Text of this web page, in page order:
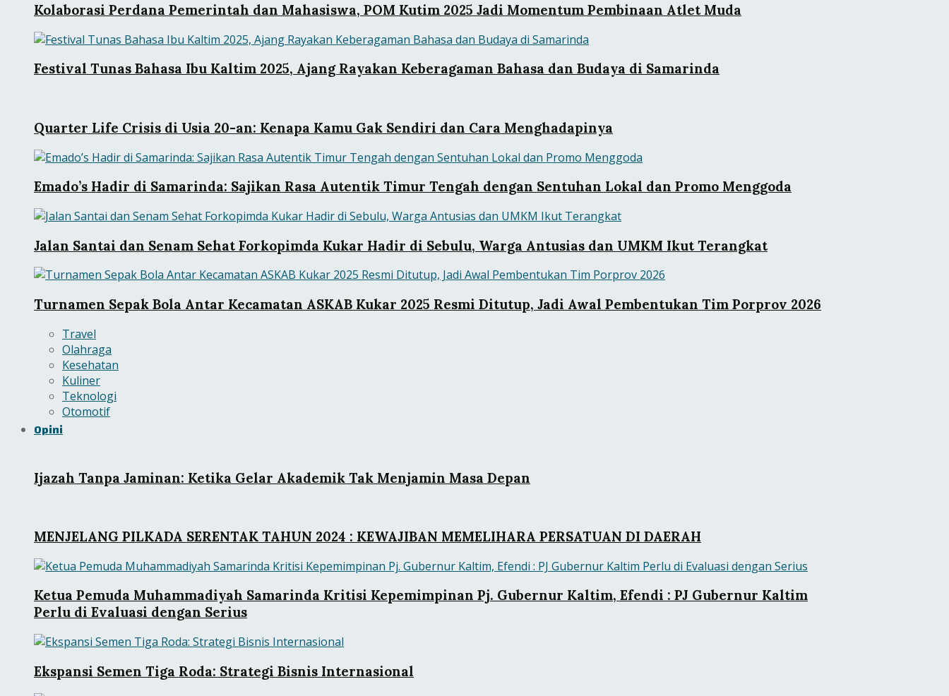
Kolaborasi Perdana Pemerintah dan Mahasiswa, POM Kutim 2025 Jadi Momentum Pembinaan Atlet Muda
Festival Tunas Bahasa Ibu Kaltim 2025, Ajang Rayakan Keberagaman Bahasa dan Budaya di Samarinda
Quarter Life Crisis di Usia 20-an: Kenapa Kamu Gak Sendiri dan Cara Menghadapinya
Emado’s Hadir di Samarinda: Sajikan Rasa Autentik Timur Tengah dengan Sentuhan Lokal dan Promo Menggoda
Jalan Santai dan Senam Sehat Forkopimda Kukar Hadir di Sebulu, Warga Antusias dan UMKM Ikut Terangkat
Turnamen Sepak Bola Antar Kecamatan ASKAB Kukar 2025 Resmi Ditutup, Jadi Awal Pembentukan Tim Porprov 2026
Travel
Olahraga
Kesehatan
Kuliner
Teknologi
Otomotif
Opini
Ijazah Tanpa Jaminan: Ketika Gelar Akademik Tak Menjamin Masa Depan
MENJELANG PILKADA SERENTAK TAHUN 2024 : KEWAJIBAN MEMELIHARA PERSATUAN DI DAERAH
Ketua Pemuda Muhammadiyah Samarinda Kritisi Kepemimpinan Pj. Gubernur Kaltim, Efendi : PJ Gubernur Kaltim
Perlu di Evaluasi dengan Serius
Ekspansi Semen Tiga Roda: Strategi Bisnis Internasional